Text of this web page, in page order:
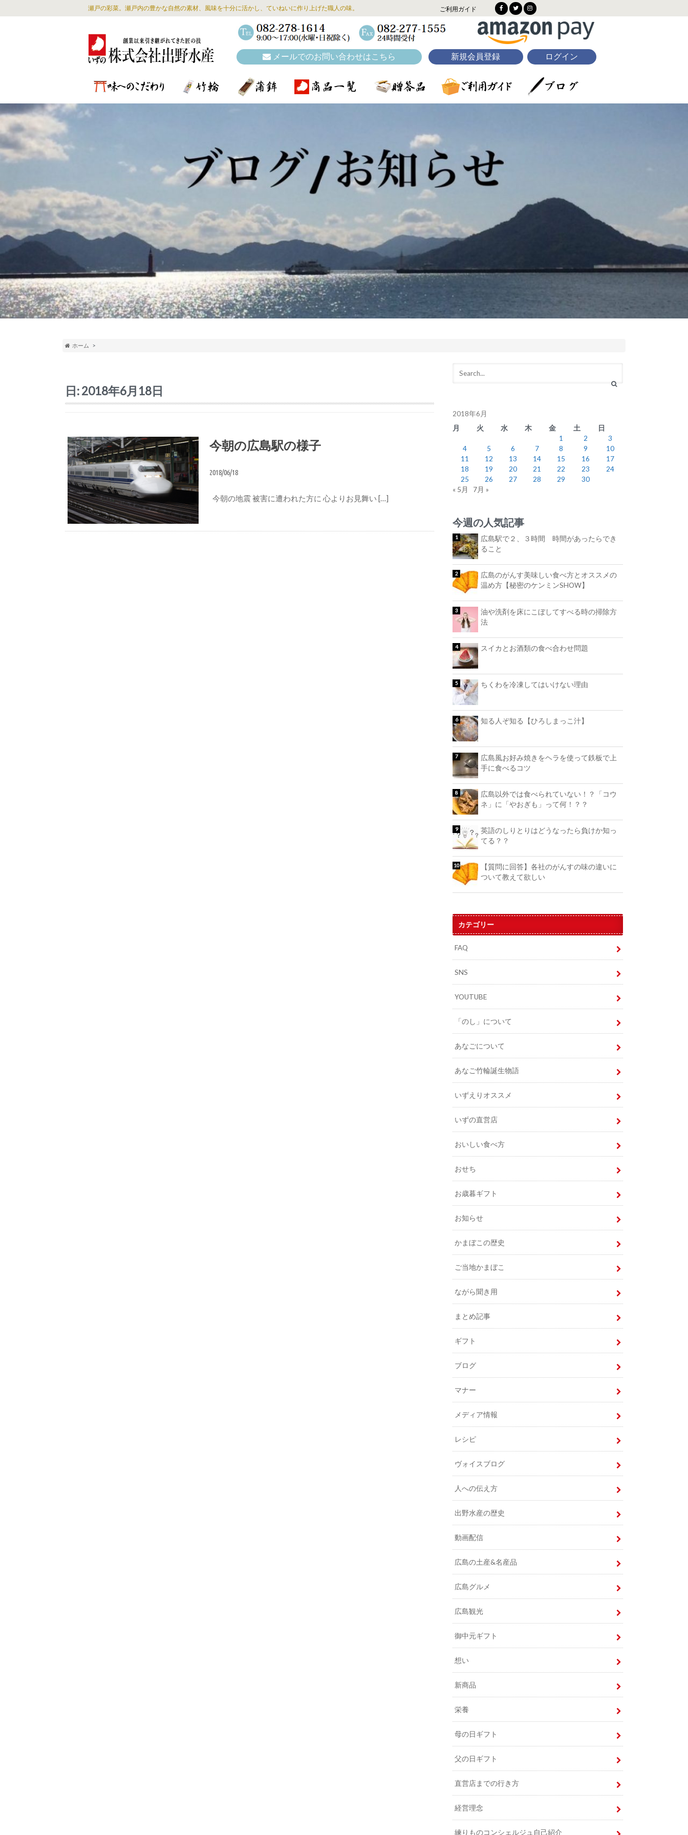
瀬戸の彩菜。瀬戸内の豊かな自然の素材、風味を十分に活かし、ていねいに作り上げた職人の味。 ご利用ガイド
メールでのお問い合わせはこちら 新規会員登録 ログイン
ホーム
日:2018年6月18日
ブログ
今朝の広島駅の様子
2018/06/18
今朝の地震 被害に遭われた方に 心よりお見舞い […]
2018年6月
月
火 水 木 金 土
日
1
2
3
4
5 6 7 8 9
10
11
12 13 14 15 16
17
18
19 20 21 22 23
24
25
26 27 28 29
30
« 5月
7月 »
今週の人気記事
広島駅で２、３時間 時間があったらでき
ること
広島のがんす美味しい食べ方とオススメの
温め方【秘密のケンミンSHOW】
油や洗剤を床にこぼしてすべる時の掃除方
法
スイカとお酒類の食べ合わせ問題
ちくわを冷凍してはいけない理由
知る人ぞ知る【ひろしまっこ汁】
広島風お好み焼きをヘラを使って鉄板で上
手に食べるコツ
広島以外では食べられていない！？「コウ
ネ」に「やおぎも」って何！？？
英語のしりとりはどうなったら負けか知っ
てる？？
【質問に回答】各社のがんすの味の違いに
ついて教えて欲しい
カテゴリー
FAQ
SNS
YOUTUBE
「のし」について
あなごについて
あなご竹輪誕生物語
いずえりオススメ
いずの直営店
おいしい食べ方
おせち
お歳暮ギフト
お知らせ
かまぼこの歴史
ご当地かまぼこ
ながら聞き用
まとめ記事
ギフト
ブログ
マナー
メディア情報
レシピ
ヴォイスブログ
人への伝え方
出野水産の歴史
動画配信
広島の土産&名産品
広島グルメ
広島観光
御中元ギフト
想い
新商品
栄養
母の日ギフト
父の日ギフト
直営店までの行き方
経営理念
練りものコンシェルジュ自己紹介